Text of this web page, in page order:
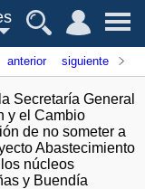
anterior siguiente
Secretaría General
y el Cambio
de no someter a
Abastecimiento
núcleos
y Buendía